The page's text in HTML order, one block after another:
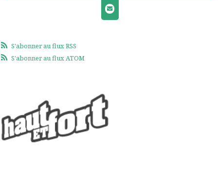
S'abonner au flux RSS
S'abonner au flux ATOM